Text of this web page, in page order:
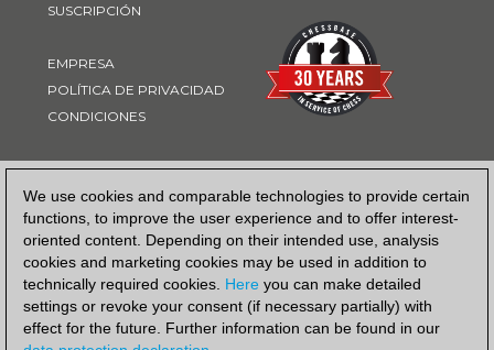
We use cookies and comparable technologies to provide certain
functions, to improve the user experience and to offer interest-
oriented content. Depending on their intended use, analysis
cookies and marketing cookies may be used in addition to
technically required cookies. Here you can make detailed
settings or revoke your consent (if necessary partially) with
effect for the future. Further information can be found in our
SUSCRIPCIÓN
EMPRESA
POLÍTICA DE PRIVACIDAD
CONDICIONES
FORMA DE PAGO